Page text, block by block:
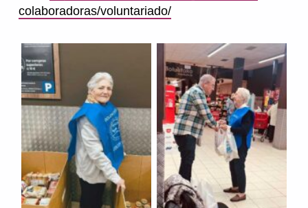
colaboradoras/voluntariado/